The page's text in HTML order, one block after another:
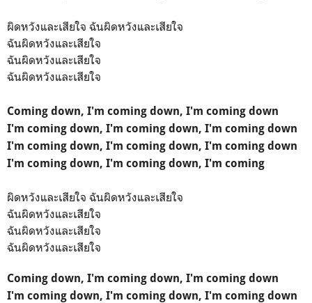
ผิดหวังและเสียใจ ฉันผิดหวังและเสียใจ
ฉันผิดหวังและเสียใจ
ฉันผิดหวังและเสียใจ
ฉันผิดหวังและเสียใจ
Coming down, I'm coming down, I'm coming down
I'm coming down, I'm coming down, I'm coming down
I'm coming down, I'm coming down, I'm coming down
I'm coming down, I'm coming down, I'm coming
ผิดหวังและเสียใจ ฉันผิดหวังและเสียใจ
ฉันผิดหวังและเสียใจ
ฉันผิดหวังและเสียใจ
ฉันผิดหวังและเสียใจ
Coming down, I'm coming down, I'm coming down
I'm coming down, I'm coming down, I'm coming down